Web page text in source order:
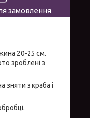
замовлення
20-25 см.
зроблені з
зняти з краба і